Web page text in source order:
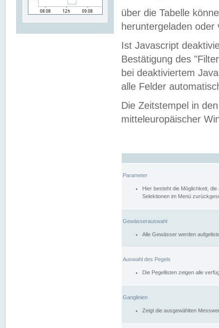
über die Tabelle
heruntergeladen oder
Ist Javascript
Bestätigung des
bei deaktiviertem
alle Felder
Die Zeitstempel in
mitteleuropäischer
Parameter
Hier besteht die Möglichkeit,
Selektionen im Menü
Gewässerauswahl
Alle Gewässer werden
Auswahl des Pegels
Die Pegellisten zeigen alle
Ganglinien
Zeigt die ausgewählten